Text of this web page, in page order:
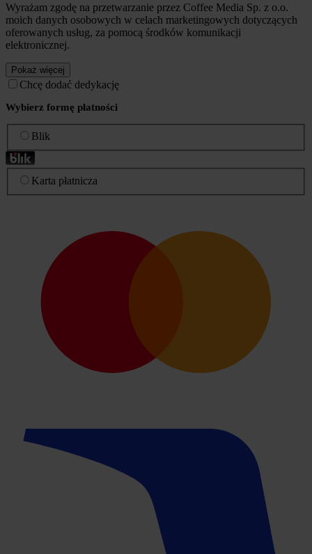
Wyrażam zgodę na przetwarzanie przez Coffee Media Sp. z o.o.
moich danych osobowych w celach marketingowych dotyczących
oferowanych usług, za pomocą środków komunikacji
elektronicznej.
Pokaż więcej
Chcę dodać dedykację
Wybierz formę płatności
Blik
Karta płatnicza